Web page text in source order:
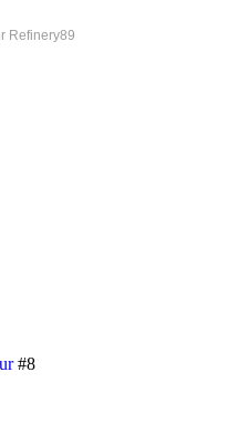
Refinery89
#8